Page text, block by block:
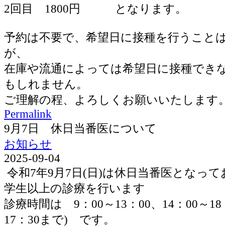
2回目 1800円 となります。
予約は不要で、希望日に接種を行うこと
が、
在庫や流通によっては希望日に接種でき
もしれません。
ご理解の程、よろしくお願いいたします
Permalink
9月7日 休日当番医について
お知らせ
2025-09-04
令和7年9月7日(日)は休日当番医となっ
学生以上の診療を行います
診療時間は 9：00～13：00、14：00～
17：30まで) です。